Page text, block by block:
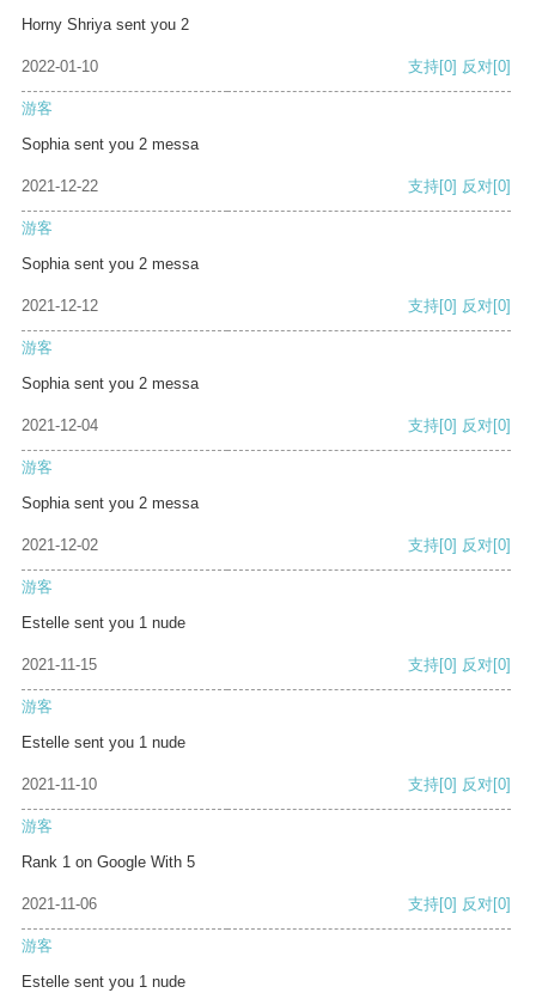
Horny Shriya sent you 2
2022-01-10 支持[0] 反对[0]
游客
Sophia sent you 2 messa
2021-12-22 支持[0] 反对[0]
游客
Sophia sent you 2 messa
2021-12-12 支持[0] 反对[0]
游客
Sophia sent you 2 messa
2021-12-04 支持[0] 反对[0]
游客
Sophia sent you 2 messa
2021-12-02 支持[0] 反对[0]
游客
Estelle sent you 1 nude
2021-11-15 支持[0] 反对[0]
游客
Estelle sent you 1 nude
2021-11-10 支持[0] 反对[0]
游客
Rank 1 on Google With 5
2021-11-06 支持[0] 反对[0]
游客
Estelle sent you 1 nude